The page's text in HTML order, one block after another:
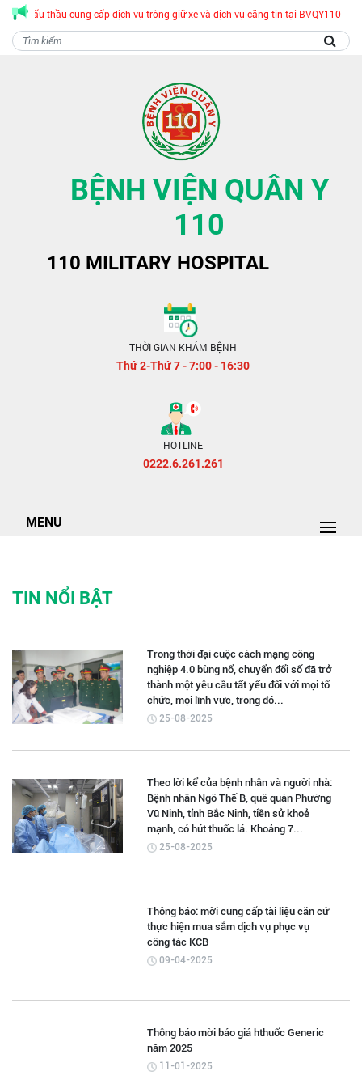
đấu thầu cung cấp dịch vụ trông giữ xe và dịch vụ căng tin tại BVQY110
BỆNH VIỆN QUÂN Y
110
110 MILITARY HOSPITAL
THỜI GIAN KHÁM BỆNH
Thứ 2-Thứ 7 - 7:00 - 16:30
HOTLINE
0222.6.261.261
MENU
TIN NỔI BẬT
Trong thời đại cuộc cách mạng công
nghiệp 4.0 bùng nổ, chuyển đổi số đã trở
thành một yêu cầu tất yếu đối với mọi tổ
chức, mọi lĩnh vực, trong đó...
25-08-2025
Theo lời kể của bệnh nhân và người nhà:
Bệnh nhân Ngô Thế B, quê quán Phường
Vũ Ninh, tỉnh Bắc Ninh, tiền sử khoẻ
mạnh, có hút thuốc lá. Khoảng 7...
25-08-2025
Thông báo: mời cung cấp tài liệu căn cứ
thực hiện mua sắm dịch vụ phục vụ
công tác KCB
09-04-2025
Thông báo mời báo giá hthuốc Generic
năm 2025
11-01-2025